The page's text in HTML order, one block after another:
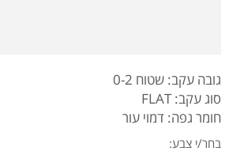
גובה עקב: שטוח 0-2
סוג עקב: FLAT
חומר גפה: דמוי עור
בחר/י צבע: